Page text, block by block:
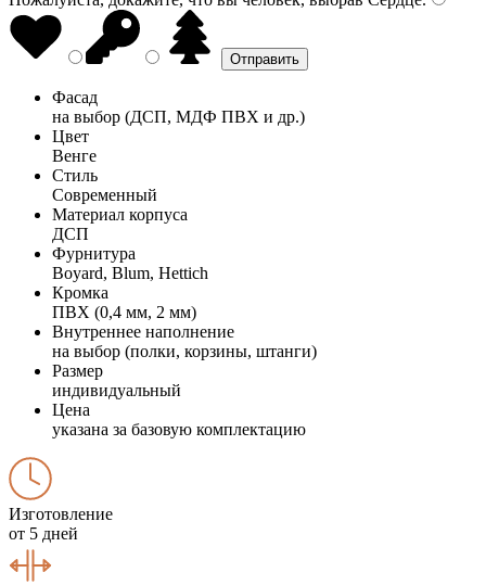
Фасад
на выбор (ДСП, МДФ ПВХ и др.)
Цвет
Венге
Стиль
Современный
Материал корпуса
ДСП
Фурнитура
Boyard, Blum, Hettich
Кромка
ПВХ (0,4 мм, 2 мм)
Внутреннее наполнение
на выбор (полки, корзины, штанги)
Размер
индивидуальный
Цена
указана за базовую комплектацию
Изготовление
от 5 дней